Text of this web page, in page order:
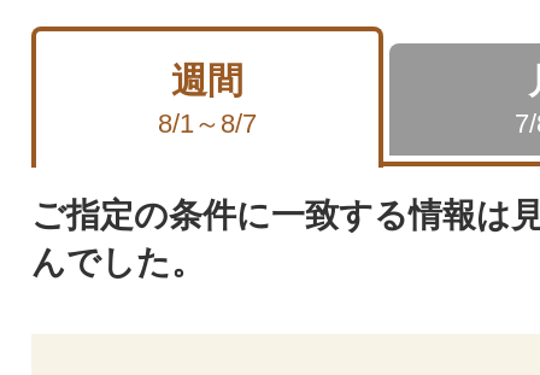
週間
8/1～8/7
ご指定の条件に一致する情報は
んでした。